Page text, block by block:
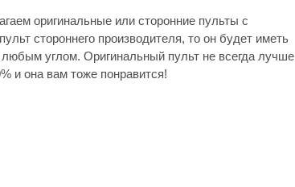
оригинальные или сторонние пульты с
стороннего производителя, то он будет иметь
углом. Оригинальный пульт не всегда лучше
и она вам тоже понравится!